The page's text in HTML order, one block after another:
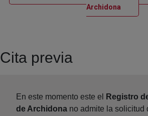
Archidona
Cita previa
En este momento este el
Registro
de Archidona no admite la solicitud